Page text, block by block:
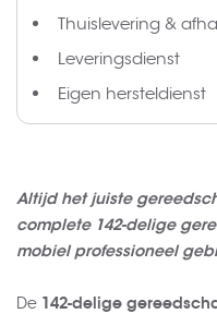
Altijd het juiste
complete 142-delige
mobiel professioneel
De 142-delige
Thuislevering &
Leveringsdienst
Eigen hersteldienst